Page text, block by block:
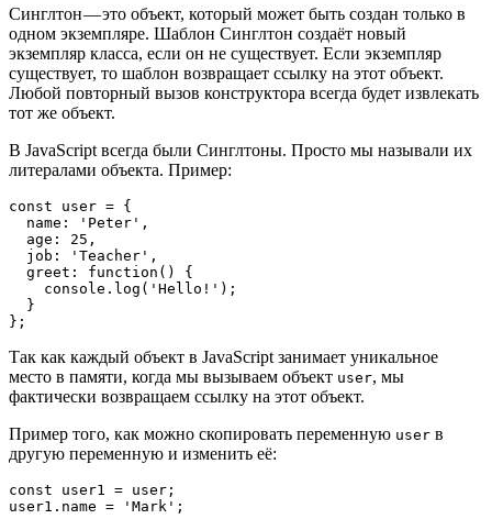
Синглтон — это объект, который может быть создан только в
одном экземпляре. Шаблон Синглтон создаёт новый
экземпляр класса, если он не существует. Если экземпляр
существует, то шаблон возвращает ссылку на этот объект.
Любой повторный вызов конструктора всегда будет извлекать
тот же объект.
В JavaScript всегда были Синглтоны. Просто мы называли их
литералами объекта. Пример:
const user = {
  name: 'Peter',
  age: 25,
  job: 'Teacher',
  greet: function() {
    console.log('Hello!');
  }
};
Так как каждый объект в JavaScript занимает уникальное
место в памяти, когда мы вызываем объект user, мы
фактически возвращаем ссылку на этот объект.
Пример того, как можно скопировать переменную user в
другую переменную и изменить её:
const user1 = user;
user1.name = 'Mark';